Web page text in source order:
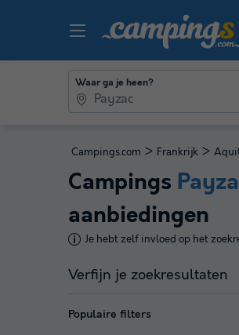
Waar ga je heen?
Campings.com > Frankrijk >
Campings
aanbiedingen
Je hebt zelf invloed op het
Verfijn je zoekresultaten
Populaire filters